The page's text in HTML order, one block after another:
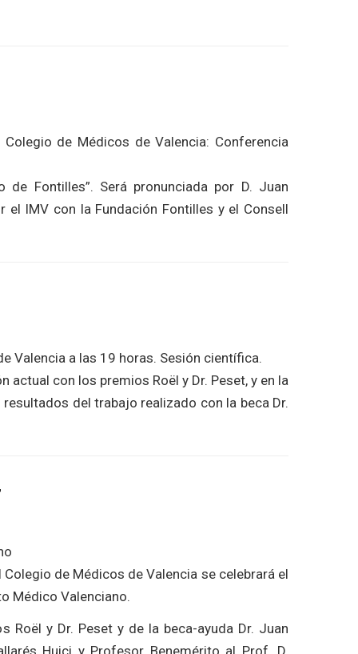
de Médicos de Valencia: Conferencia
Fontilles”. Será pronunciada por D. Juan
IMV con la Fundación Fontilles y el Consell
Valencia a las 19 horas. Sesión científica.
con los premios Roël y Dr. Peset, y en la
del trabajo realizado con la beca Dr.
de Médicos de Valencia se celebrará el
Médico Valenciano.
y Dr. Peset y de la beca-ayuda Dr. Juan
Huici y Profesor Benemérito al Prof. D.